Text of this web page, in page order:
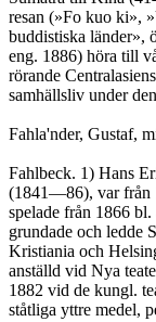
resan (»Fo kuo ki»,
buddistiska länder»,
eng. 1886) höra till
rörande
samhällsliv under denna
Fahla'nder, Gustaf,
Fahlbeck. 1) Hans
(1841—86), var från
spelade från 1866
grundade och ledde
Kristiania och
anställd vid Nya
1882 vid de kungl.
ståtliga yttre medel,